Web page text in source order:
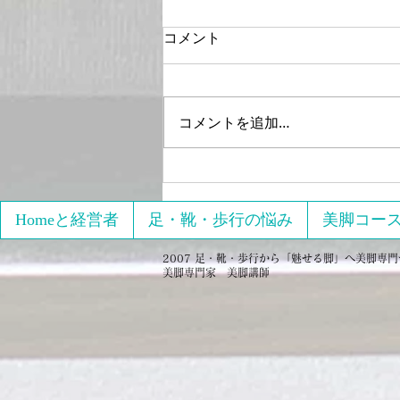
るのよ！
コメント
コメントを追加…
Homeと経営者 足・靴・歩行の悩み 美脚コー
2007 足・靴・歩行から「魅せる脚」へ美脚
美脚専門家 美脚講師